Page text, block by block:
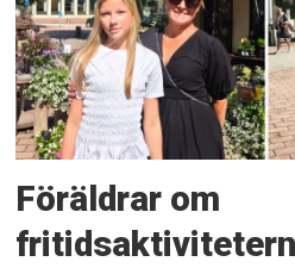
Föräldrar om